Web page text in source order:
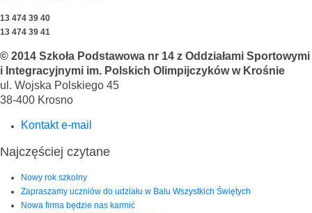
13 474 39 40
13 474 39 41
© 2014 Szkoła Podstawowa nr 14 z Oddziałami Sportowymi
i Integracyjnymi im. Polskich Olimpijczyków w Krośnie
ul. Wojska Polskiego 45
38-400 Krosno
Kontakt e-mail
Najczęściej czytane
Nowy rok szkolny
Zapraszamy uczniów do udziału w Balu Wszystkich Świętych
Nowa firma będzie nas karmić